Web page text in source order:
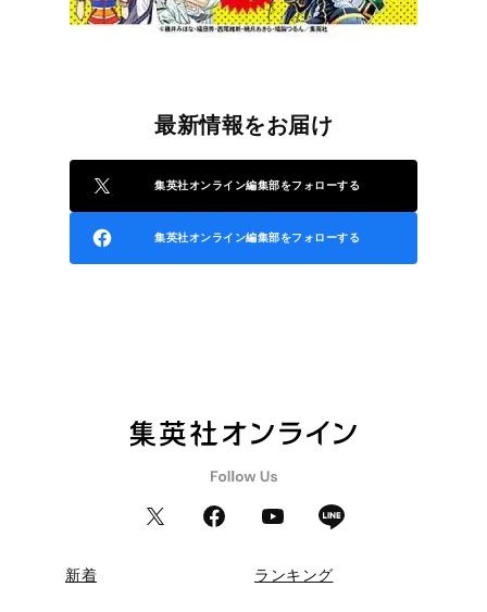
最新情報をお届け
集英社オンライン編集部をフォローする
集英社オンライン編集部をフォローする
新着 ランキング